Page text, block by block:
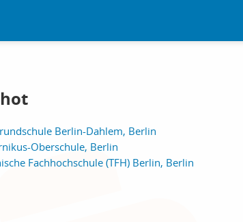
Berlin-Dahlem, Berlin
Oberschule, Berlin
Fachhochschule (TFH) Berlin, Berlin